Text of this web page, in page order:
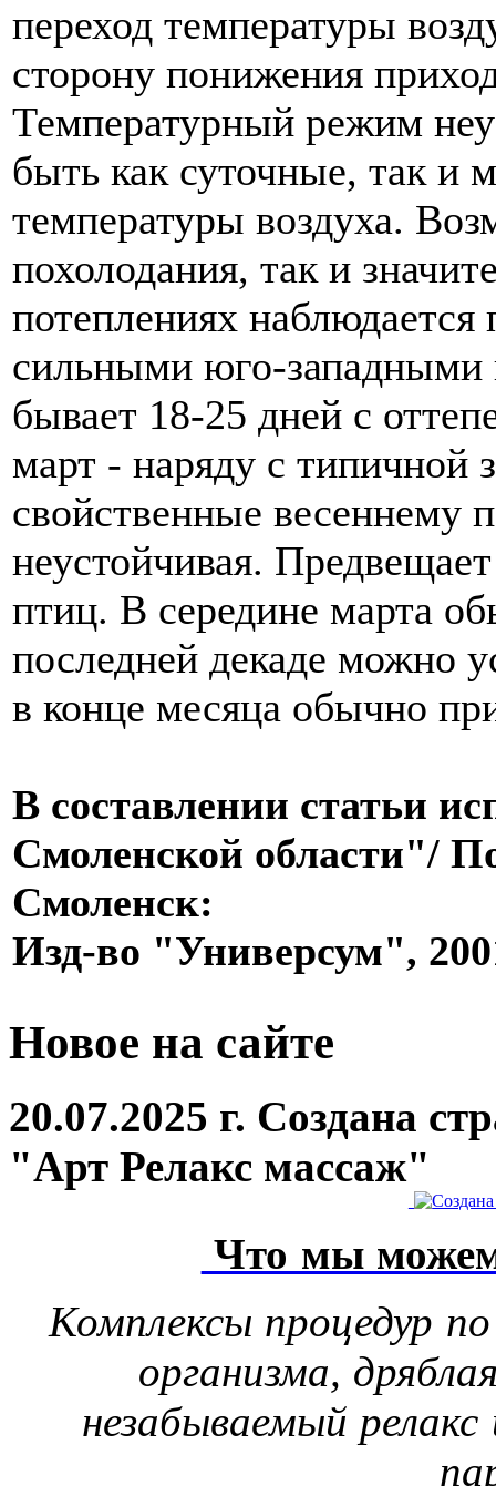
переход температуры
сторону понижения
Температурный режим
быть как суточные, так и
температуры воздуха.
похолодания, так и
потеплениях наблюдается
сильными юго-западными
бывает 18-25 дней с
март - наряду с типичной
свойственные весеннему
неустойчивая.
птиц. В середине марта
последней декаде можно
в конце месяца обычно
В составлении статьи
Смоленской области"/
Смоленск:
Изд-во "Универсум",
Новое на сайте
20.07.2025 г. Создана
"Арт Релакс массаж"
Что мы
Комплексы процедур
организма,
незабываемый